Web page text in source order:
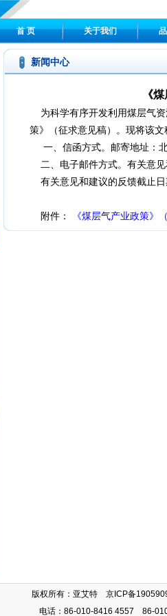
首 页 关于我们
新闻中心
《
为科学有序开发利用煤层气资
策》（征求意见稿）。现将该文
一、信函方式。邮寄地址：
二、电子邮件方式。有关意
有关意见和建议的反馈截止日
附件： 《煤层气产业政策》
版权所有：亚艾特 京ICP备
电话：86-010-8416 4557 86-